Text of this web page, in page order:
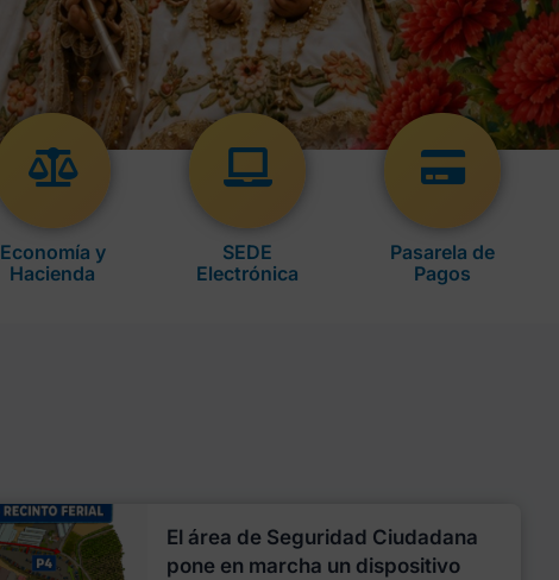
Economía y
Hacienda
SEDE
Electrónica
Pasarela de
Pagos
El área de Seguridad Ciudadana
pone en marcha un dispositivo